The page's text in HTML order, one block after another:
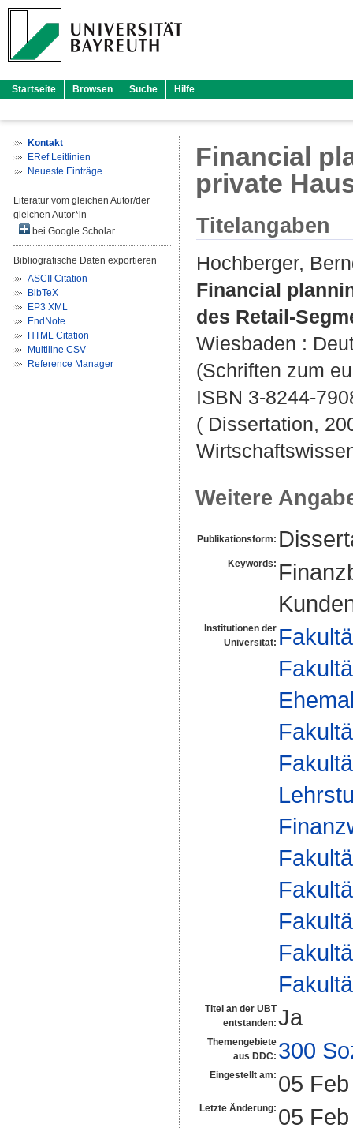
Startseite Browsen Suche Hilfe
Kontakt
ERef Leitlinien
Neueste Einträge
Literatur vom gleichen Autor/der
gleichen Autor*in
bei Google Scholar
Bibliografische Daten exportieren
ASCII Citation
BibTeX
EP3 XML
EndNote
HTML Citation
Multiline CSV
Reference Manager
Financial
private
Titelangaben
Hochberger,
Financial
des Retail-
Wiesbaden :
(Schriften zum
ISBN 3-8244-
( Dissertation,
Weitere
Publikationsform:
Keywords:
Institutionen der
Universität:
Titel an der UBT
entstanden: Ja
Themengebiete
aus DDC: 300
Eingestellt am: 05
Letzte Änderung: 05